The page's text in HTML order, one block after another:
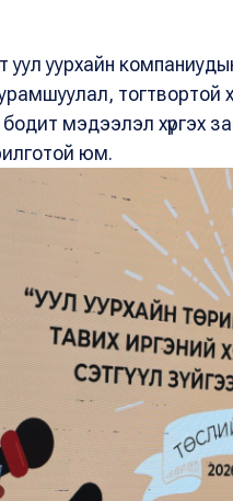
уул уурхайн
тогтвортой
мэдээлэл хүргэх
юм.